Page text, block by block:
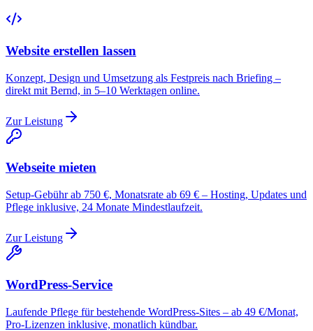
Website erstellen lassen
Konzept, Design und Umsetzung als Festpreis nach Briefing –
direkt mit Bernd, in 5–10 Werktagen online.
Zur Leistung
Webseite mieten
Setup-Gebühr ab 750 €, Monatsrate ab 69 € – Hosting, Updates und
Pflege inklusive, 24 Monate Mindestlaufzeit.
Zur Leistung
WordPress-Service
Laufende Pflege für bestehende WordPress-Sites – ab 49 €/Monat,
Pro-Lizenzen inklusive, monatlich kündbar.